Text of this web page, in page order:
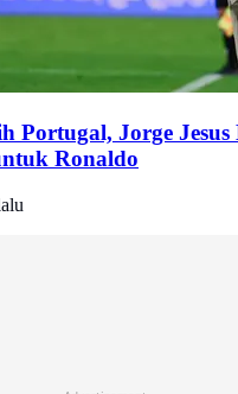
Portugal, Jorge Jesus
Ronaldo